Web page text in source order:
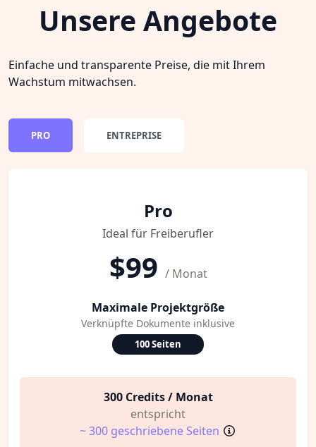
Unsere Angebote
Einfache und transparente Preise, die mit Ihrem
Wachstum mitwachsen.
PRO ENTREPRISE
Pro
Ideal für Freiberufler
$99 / Monat
Maximale Projektgröße
Verknüpfte Dokumente inklusive
100 Seiten
300 Credits / Monat
entspricht
~ 300 geschriebene Seiten